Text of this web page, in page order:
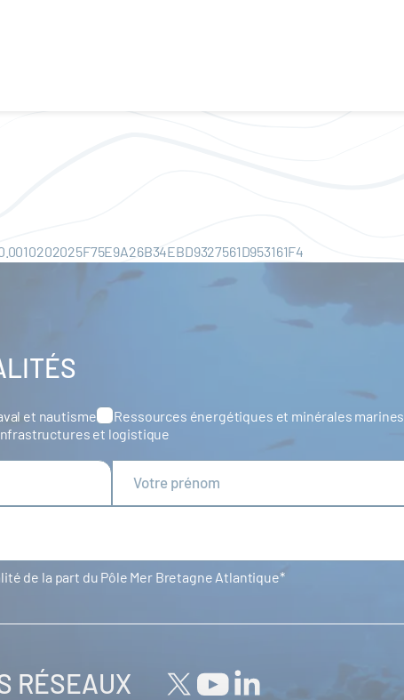
et nautisme Ressources énergétiques et minérales marines
et logistique
de la part du Pôle Mer Bretagne Atlantique
RÉSEAUX